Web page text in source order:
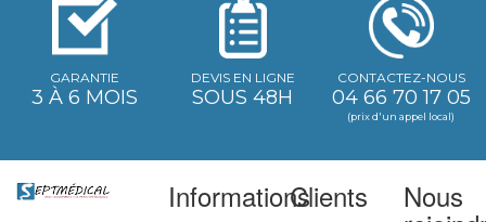
GARANTIE
3 À 6 MOIS
DEVIS EN LIGNE
SOUS 48H
CONTACTEZ-NOUS
04 66 70 17 05
(prix d'un appel local)
InformationsClients Nous